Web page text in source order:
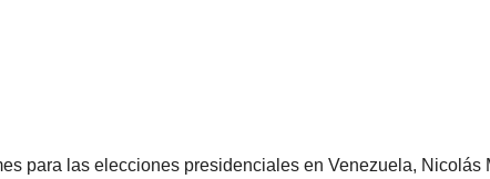
para las elecciones presidenciales en Venezuela, Nicolás